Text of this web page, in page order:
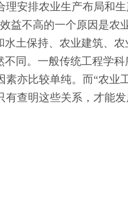
安排农业生产布局和
不高的一个原因是农
土保持、农业建筑、
同。一般传统工程学
亦比较单纯。而“农业
查明这些关系，才能